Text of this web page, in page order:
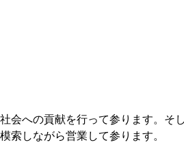
会への貢献を行って参ります。そ
索しながら営業して参ります。